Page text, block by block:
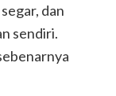
dan
sendiri.